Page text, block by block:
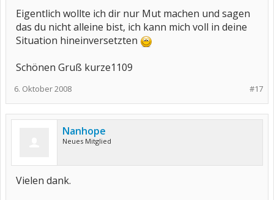
Eigentlich wollte ich dir nur Mut machen und sagen
das du nicht alleine bist, ich kann mich voll in deine
Situation hineinversetzten
Schönen Gruß kurze1109
#17
6. Oktober 2008
Nanhope
Neues Mitglied
Vielen dank.